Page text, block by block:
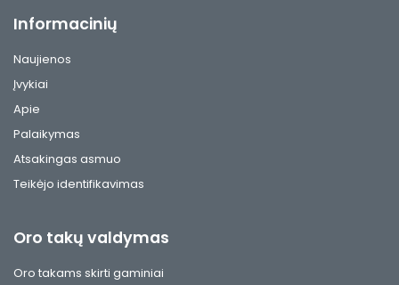
Informacinių
Naujienos
Įvykiai
Apie
Palaikymas
Atsakingas asmuo
Teikėjo identifikavimas
Oro takų valdymas
Oro takams skirti gaminiai